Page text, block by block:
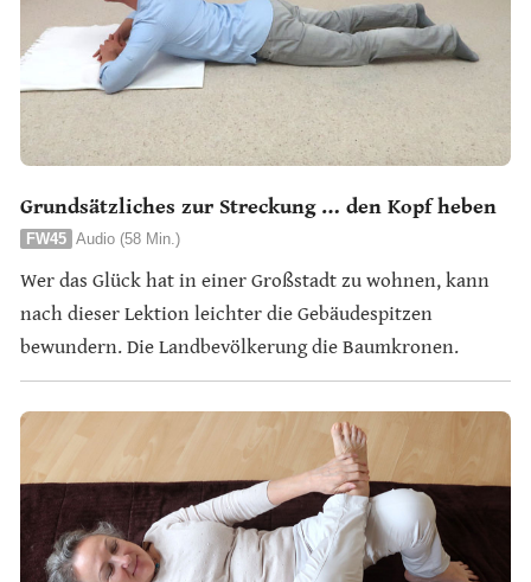
Grundsätzliches zur Streckung … den Kopf heben
FW45 Audio (58 Min.)
Wer das Glück hat in einer Großstadt zu wohnen, kann
nach dieser Lektion leichter die Gebäudespitzen
bewundern. Die Landbevölkerung die Baumkronen.